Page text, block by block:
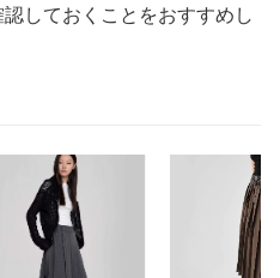
しておくことをおすすめし